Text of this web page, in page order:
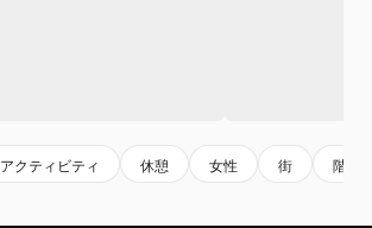
アクティビティ 休憩 女性 街 階段